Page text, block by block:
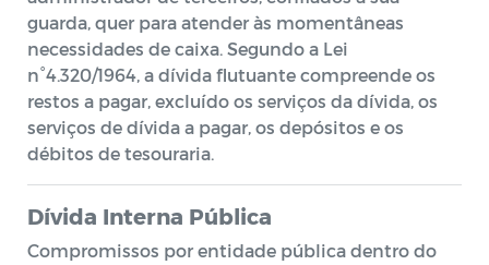
guarda, quer para atender às momentâneas
necessidades de caixa. Segundo a Lei
n°4.320/1964, a dívida flutuante compreende os
restos a pagar, excluído os serviços da dívida, os
serviços de dívida a pagar, os depósitos e os
débitos de tesouraria.
Dívida Interna Pública
Compromissos por entidade pública dentro do